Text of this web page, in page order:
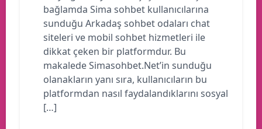
bağlamda Sima sohbet kullanıcılarına
sunduğu Arkadaş sohbet odaları chat
siteleri ve mobil sohbet hizmetleri ile
dikkat çeken bir platformdur. Bu
makalede Simasohbet.Net’in sunduğu
olanakların yanı sıra, kullanıcıların bu
platformdan nasıl faydalandıklarını sosyal
[…]